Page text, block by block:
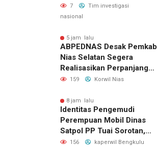
Darah
7
Tim investigasi
nasional
5 jam lalu
ABPEDNAS Desak Pemkab
Nias Selatan Segera
Realisasikan Perpanjangan
Masa Jabatan BPD, Soroti
Kesejahteraan Anggota
159 Korwil Nias
8 jam lalu
Identitas Pengemudi
Perempuan Mobil Dinas
Satpol PP Tuai Sorotan,
Publik Pertanyakan Izin
156 kaperwil Bengkulu